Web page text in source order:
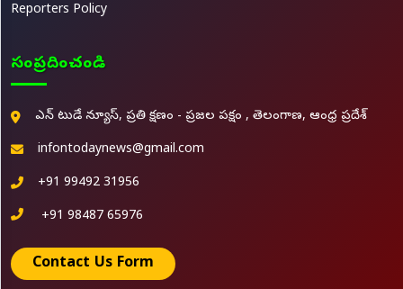
Reporters Policy
సంప్రదించండి
ఎన్ టుడే న్యూస్, ప్రతి క్షణం - ప్రజల పక్షం , తెలంగాణ, ఆంధ్ర ప్రదేశ్
infontodaynews@gmail.com
+91 99492 31956
+91 98487 65976
Contact Us Form